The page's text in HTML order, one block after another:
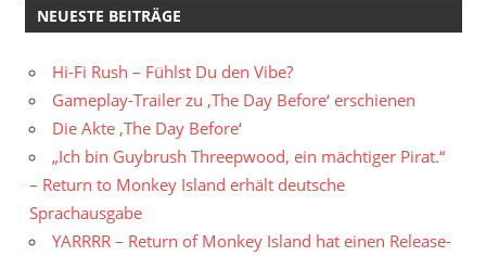
NEUESTE BEITRÄGE
Hi-Fi Rush – Fühlst Du den Vibe?
Gameplay-Trailer zu ‚The Day Before‘ erschienen
Die Akte ‚The Day Before‘
„Ich bin Guybrush Threepwood, ein mächtiger Pirat.“
– Return to Monkey Island erhält deutsche
Sprachausgabe
YARRRR – Return of Monkey Island hat einen Release-